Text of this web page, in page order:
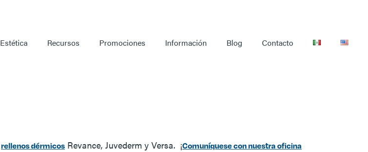
Estética Recursos Promociones Información Blog Contacto
rellenos dérmicos Revance, Juvederm y Versa. ¡Comuníquese con nuestra oficina